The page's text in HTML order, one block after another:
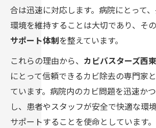
合は迅速に対応します。病院にとって
環境を維持することは大切であり、そ
サポート体制を整えています。
これらの理由から、 カビバスターズ西
にとって信頼できるカビ除去の専門家
ています。病院内のカビ問題を迅速か
し、患者やスタッフが安全で快適な環
サポートすることを使命としています。